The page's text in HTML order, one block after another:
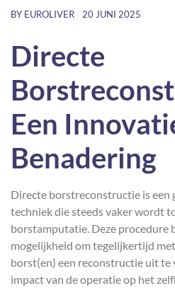
BY EUROLIVER 20 JUNI 2025
Directe
Een
Benadering
Directe borstreconstructie is een
techniek die steeds vaker wordt
borstamputatie. Deze procedure
mogelijkheid om tegelijkertijd
borst(en) een reconstructie uit te
impact van de operatie op het